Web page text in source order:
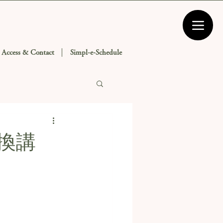
Access & Contact Simpl-e-Schedule
講